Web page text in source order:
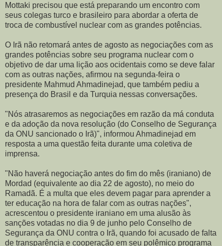
Mottaki precisou que está preparando um encontro com
seus colegas turco e brasileiro para abordar a oferta de
troca de combustível nuclear com as grandes potências.
O Irã não retomará antes de agosto as negociações com as
grandes potências sobre seu programa nuclear com o
objetivo de dar uma lição aos ocidentais como se deve falar
com as outras nações, afirmou na segunda-feira o
presidente Mahmud Ahmadinejad, que também pediu a
presença do Brasil e da Turquia nessas conversações.
"Nós atrasaremos as negociações em razão da má conduta
e da adoção da nova resolução (do Conselho de Segurança
da ONU sancionado o Irã)", informou Ahmadinejad em
resposta a uma questão feita durante uma coletiva de
imprensa.
"Não haverá negociação antes do fim do mês (iraniano) de
Mordad (equivalente ao dia 22 de agosto), no meio do
Ramadã. É a multa que eles devem pagar para aprender a
ter educação na hora de falar com as outras nações",
acrescentou o presidente iraniano em uma alusão às
sanções votadas no dia 9 de junho pelo Conselho de
Segurança da ONU contra o Irã, quando foi acusado de falta
de transparência e cooperação em seu polêmico programa